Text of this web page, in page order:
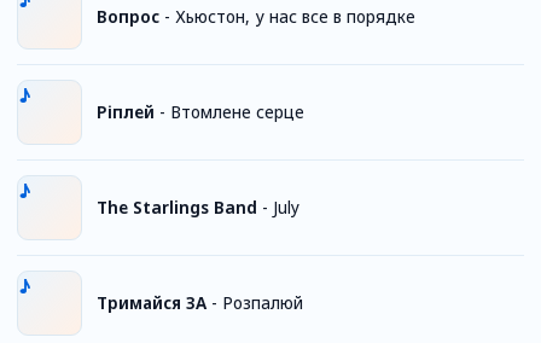
Вопрос - Хьюстон, у нас все в порядке
Ріплей - Втомлене серце
The Starlings Band - July
Тримайся ЗА - Розпалюй